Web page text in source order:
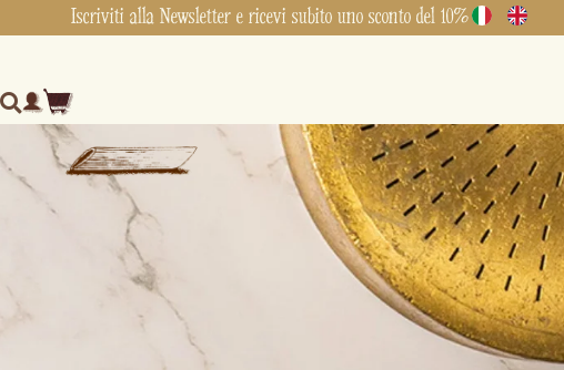
Iscriviti alla Newsletter e ricevi subito uno sconto del 10%